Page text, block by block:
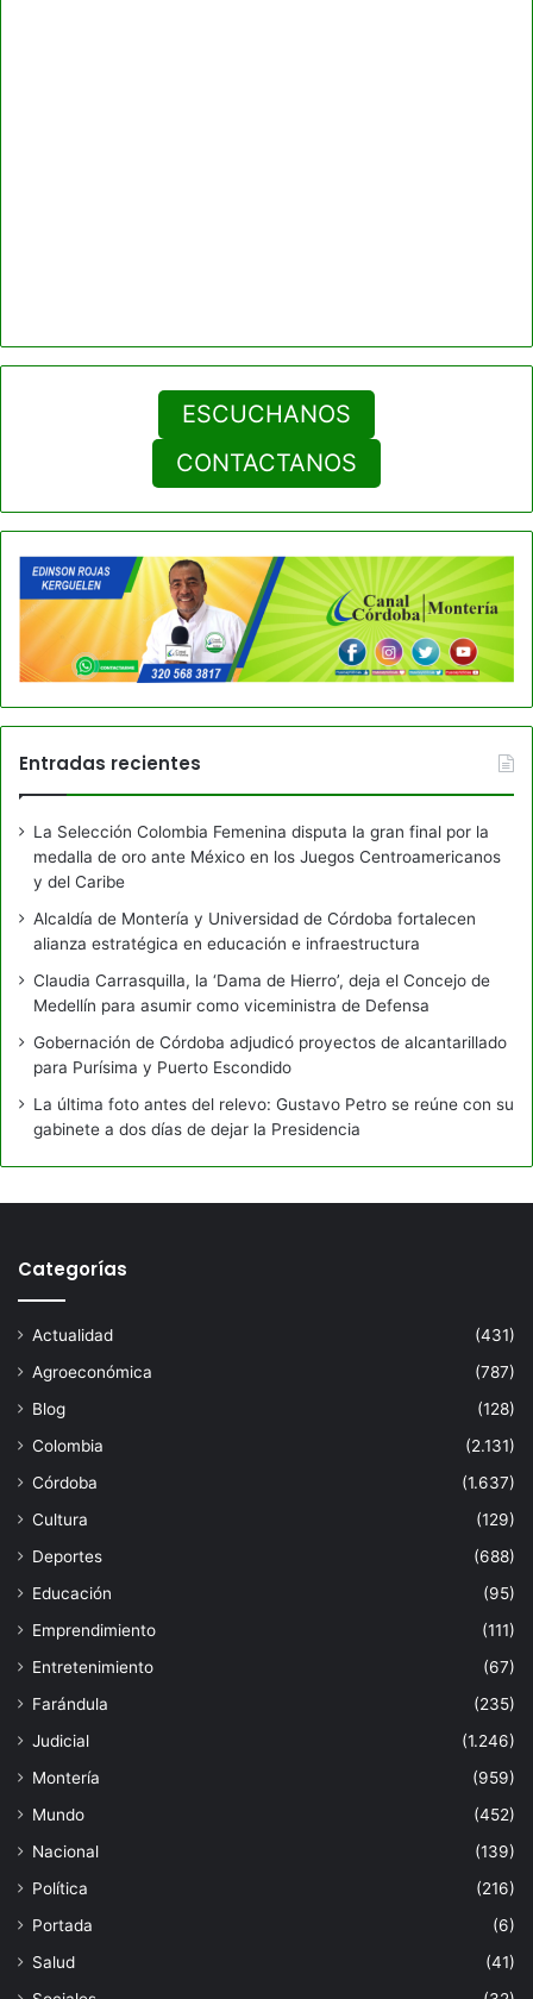
ESCUCHANOS
CONTACTANOS
Entradas recientes
La Selección Colombia Femenina disputa la gran final por la
medalla de oro ante México en los Juegos Centroamericanos
y del Caribe
Alcaldía de Montería y Universidad de Córdoba fortalecen
alianza estratégica en educación e infraestructura
Claudia Carrasquilla, la ‘Dama de Hierro’, deja el Concejo de
Medellín para asumir como viceministra de Defensa
Gobernación de Córdoba adjudicó proyectos de alcantarillado
para Purísima y Puerto Escondido
La última foto antes del relevo: Gustavo Petro se reúne con su
gabinete a dos días de dejar la Presidencia
Categorías
Actualidad
(431)
Agroeconómica
(787)
Blog
(128)
Colombia
(2.131)
Córdoba
(1.637)
Cultura
(129)
Deportes
(688)
Educación
(95)
Emprendimiento
(111)
Entretenimiento
(67)
Farándula
(235)
Judicial
(1.246)
Montería
(959)
Mundo
(452)
Nacional
(139)
Política
(216)
Portada
(6)
Salud
(41)